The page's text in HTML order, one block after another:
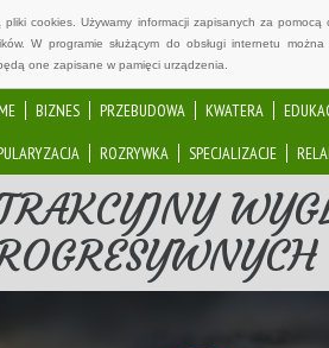
pliki cookies. Używamy informacji zapisanych za
W programie służącym do obsługi internetu
one zapisane w pamięci urządzenia.
BIZNES PRZEBUDOWA KWATERA
ROZRYWKA SPECJALIZACJE